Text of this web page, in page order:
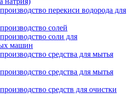
перекиси водорода для
солей
соли для
машин
средства для мытья
средства для мытья
средств для очистки